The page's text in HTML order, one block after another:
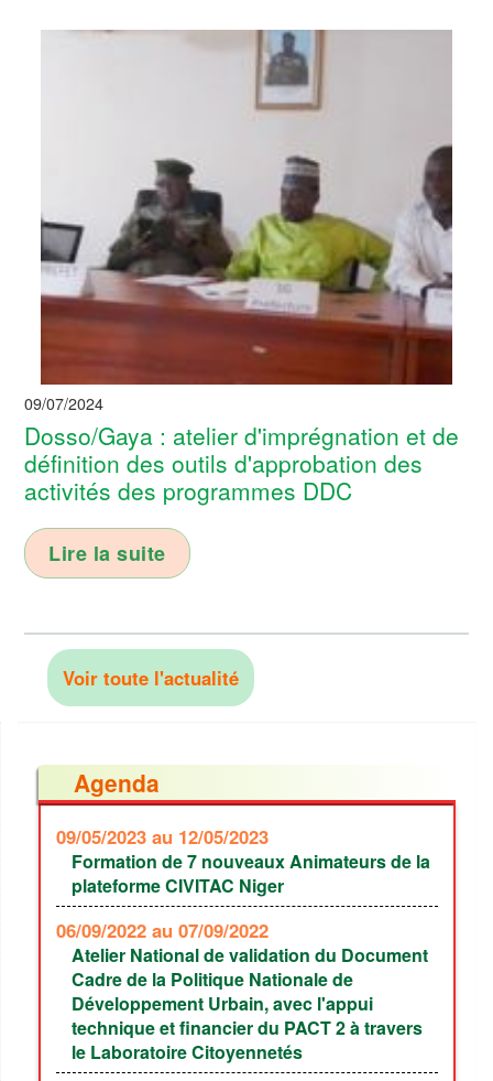
09/07/2024
Dosso/Gaya : atelier d'imprégnation et de
définition des outils d'approbation des
activités des programmes DDC
Lire la suite
Voir toute l'actualité
Agenda
09/05/2023 au 12/05/2023
Formation de 7 nouveaux Animateurs de la
plateforme CIVITAC Niger
06/09/2022 au 07/09/2022
Atelier National de validation du Document
Cadre de la Politique Nationale de
Développement Urbain, avec l'appui
technique et financier du PACT 2 à travers
le Laboratoire Citoyennetés